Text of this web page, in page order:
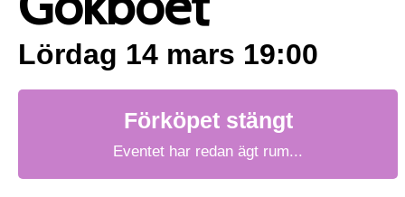
Lördag 14 mars 19:00
Förköpet stängt
Eventet har redan ägt rum...